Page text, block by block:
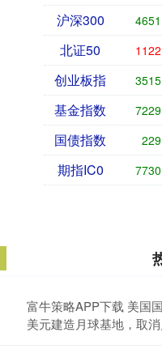
沪深300
北证50
创业板指
基金指数
国债指数
期指IC0
富牛策略APP下载 美国
美元建造月球基地，取